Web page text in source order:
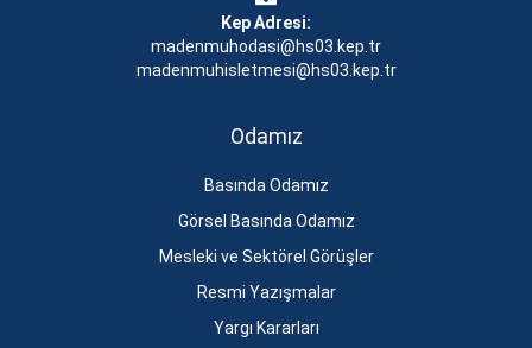
Kep Adresi:
madenmuhodasi@hs03.kep.tr
madenmuhisletmesi@hs03.kep.tr
Odamız
Basında Odamız
Görsel Basında Odamız
Mesleki ve Sektörel Görüşler
Resmi Yazışmalar
Yargı Kararları